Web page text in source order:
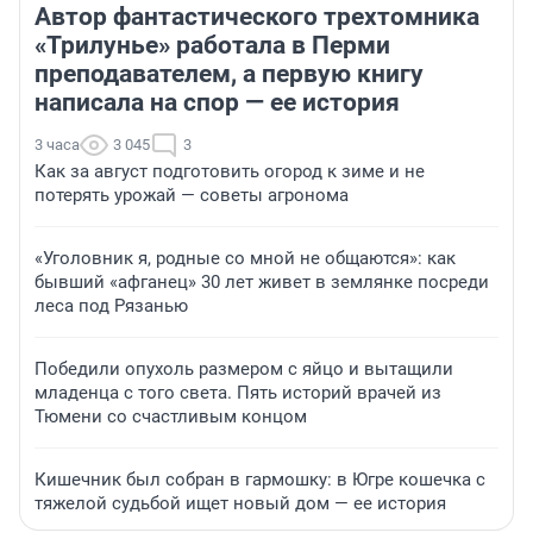
Автор фантастического трехтомника
«Трилунье» работала в Перми
преподавателем, а первую книгу
написала на спор — ее история
3 часа 3 045 3
Как за август подготовить огород к зиме и не
потерять урожай — советы агронома
«Уголовник я, родные со мной не общаются»: как
бывший «афганец» 30 лет живет в землянке посреди
леса под Рязанью
Победили опухоль размером с яйцо и вытащили
младенца с того света. Пять историй врачей из
Тюмени со счастливым концом
Кишечник был собран в гармошку: в Югре кошечка с
тяжелой судьбой ищет новый дом — ее история